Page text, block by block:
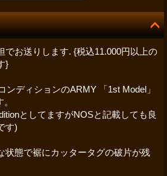
でお送りします. {税込11.000円以上の
}
ンディションのARMY 「1st Model」
としてますがNOSと記載しても良
す)
状態で裾にカッタータグの破片が残